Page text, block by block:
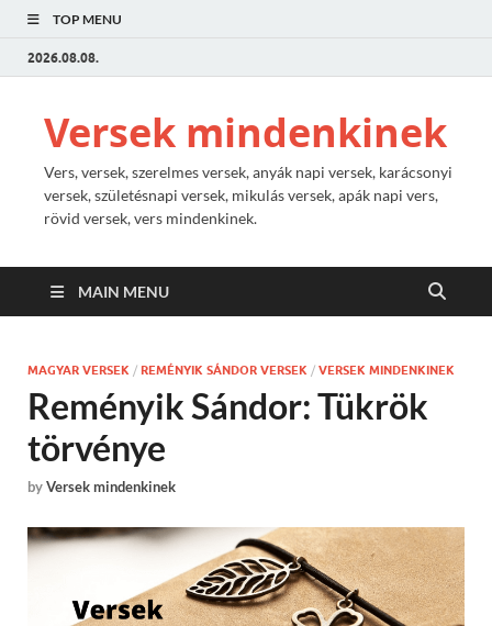
TOP MENU
2026.08.08.
Versek mindenkinek
Vers, versek, szerelmes versek, anyák napi versek, karácsonyi
versek, születésnapi versek, mikulás versek, apák napi vers,
rövid versek, vers mindenkinek.
MAIN MENU
MAGYAR VERSEK / REMÉNYIK SÁNDOR VERSEK / VERSEK MINDENKINEK
Reményik Sándor: Tükrök
törvénye
byVersek mindenkinek